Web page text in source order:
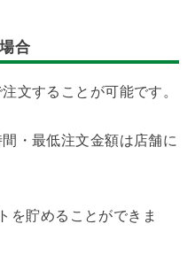
合
文することが可能です。
・最低注文金額は店舗に
を貯めることができま